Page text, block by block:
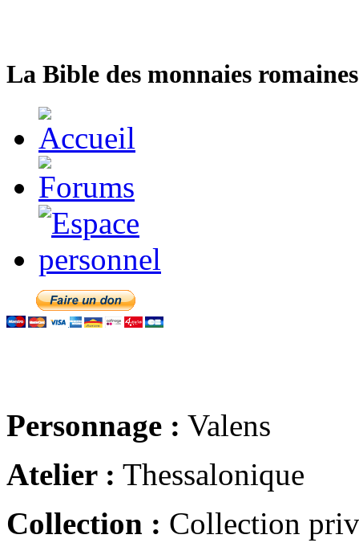
La Bible des monnaies
Personnage : Valens
Atelier : Thessalonique
Collection : Collection